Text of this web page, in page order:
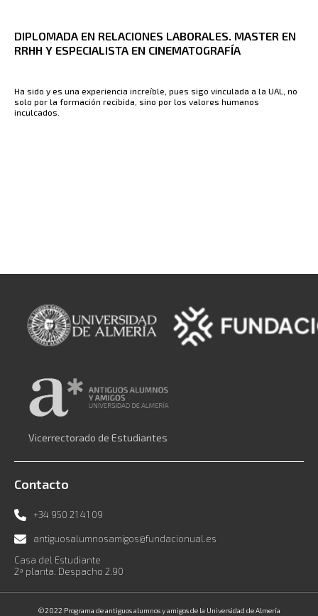
DIPLOMADA EN RELACIONES LABORALES. MASTER EN
RRHH Y ESPECIALISTA EN CINEMATOGRAFÍA
Ha sido y es una experiencia increíble, pues sigo vinculada a la UAL, no
solo por la formación recibida, sino por los valores humanos
inculcados.
Vicerrectorado de Estudiantes
Contacto
+34 950 21 41 09
antiguosalumnosamigos@fundacionual.es
Casa del Estudiante
2ª planta. Despacho 2.90
©2022 Programa de antiguos alumnos y amigos de la Universidad de Almería